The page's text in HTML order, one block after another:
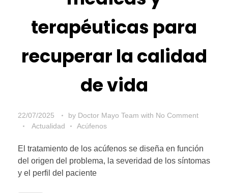
terapéuticas para
recuperar la calidad
de vida
22/07/2025 by Doctor Mayo Team with No Comment
Actualidad
Acúfenos
El tratamiento de los acúfenos se diseña en función
del origen del problema, la severidad de los síntomas
y el perfil del paciente